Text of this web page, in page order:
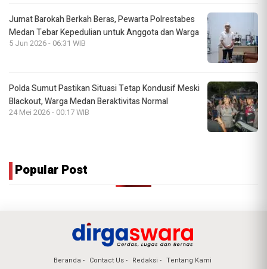
Jumat Barokah Berkah Beras, Pewarta Polrestabes
Medan Tebar Kepedulian untuk Anggota dan Warga
5 Jun 2026 - 06:31 WIB
Polda Sumut Pastikan Situasi Tetap Kondusif Meski
Blackout, Warga Medan Beraktivitas Normal
24 Mei 2026 - 00:17 WIB
Popular Post
Beranda Contact Us Redaksi Tentang Kami